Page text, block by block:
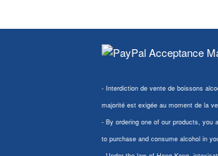
- Interdiction de vente de boissons
majorité est exigée au moment de la
- By ordering one of our products, you
to purchase and consume alcohol in